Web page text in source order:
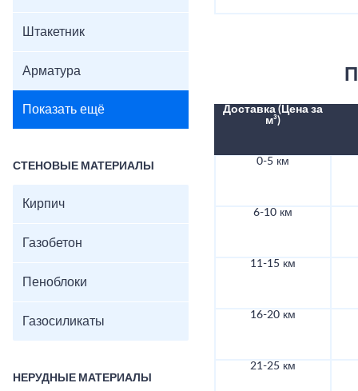
Штакетник
Арматура
Показать ещё
СТЕНОВЫЕ МАТЕРИАЛЫ
Кирпич
Газобетон
Пеноблоки
Газосиликаты
НЕРУДНЫЕ МАТЕРИАЛЫ
Доставка (Цена за
м³)
0-5 км
6-10 км
11-15 км
16-20 км
21-25 км